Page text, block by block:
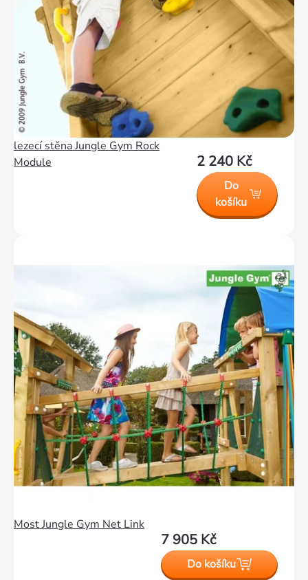
lezecí stěna Jungle Gym Rock
Module
2 240 Kč
Do
košíku
Most Jungle Gym Net Link
7 905 Kč
Do košíku